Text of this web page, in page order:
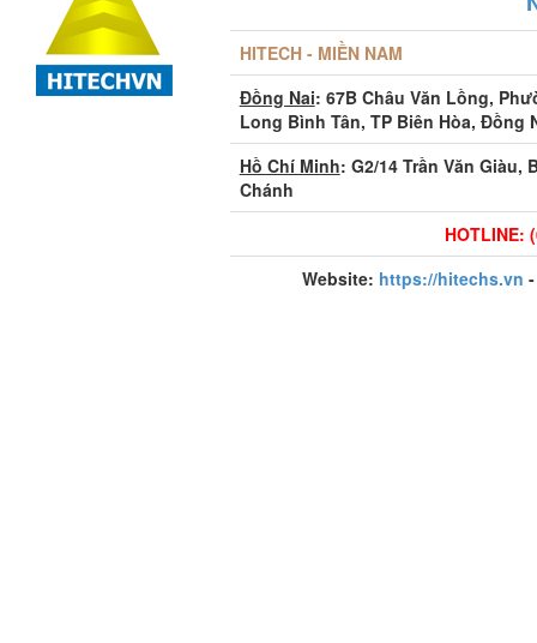
HITECH - MIỀN NAM
Đồng Nai: 67B Châu Văn Lồng,
Long Bình Tân, TP Biên Hòa, Đồng
Hồ Chí Minh: G2/14 Trần Văn Giàu,
Chánh
HOTLINE:
Website: https://hitechs.vn